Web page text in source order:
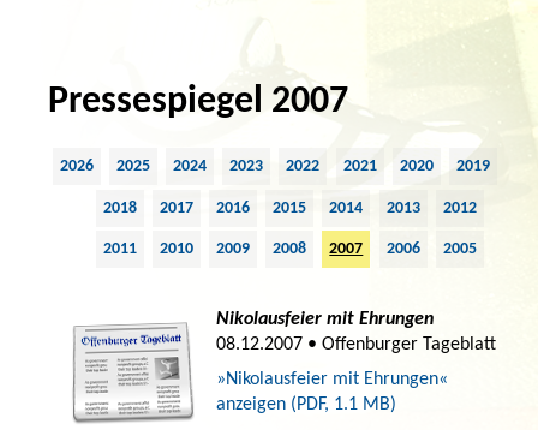
Pressespiegel 2007
2026 2025 2024 2023 2022 2021 2020 2019
2018 2017 2016 2015 2014 2013 2012
2011 2010 2009 2008 2007 2006 2005
Nikolausfeier mit Ehrungen
08.12.2007 • Offenburger Tageblatt
»Nikolausfeier mit Ehrungen«
anzeigen (PDF, 1.1 MB)